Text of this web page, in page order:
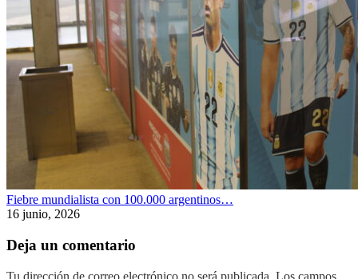
Fiebre mundialista con 100.000 argentinos…
16 junio, 2026
Deja un comentario
Tu dirección de correo electrónico no será publicada. Los campos